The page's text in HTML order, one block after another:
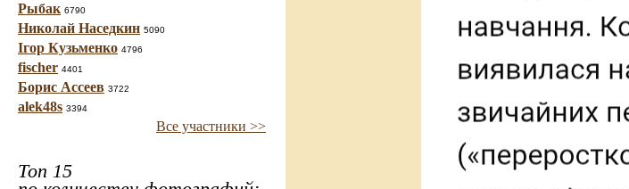
Рыбак 6790
Николай Наседкин 5090
Ігор Кузьменко 4796
fischer 4401
Борис Ассеев 3722
alek48s 3394
Все участники >>
Топ 15